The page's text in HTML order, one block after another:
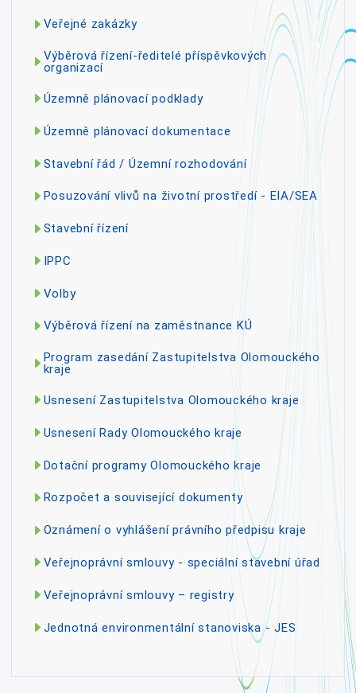
Veřejné zakázky
Výběrová řízení-ředitelé příspěvkových
organizací
Územně plánovací podklady
Územně plánovací dokumentace
Stavební řád / Územní rozhodování
Posuzování vlivů na životní prostředí - EIA/SEA
Stavební řízení
IPPC
Volby
Výběrová řízení na zaměstnance KÚ
Program zasedání Zastupitelstva Olomouckého
kraje
Usnesení Zastupitelstva Olomouckého kraje
Usnesení Rady Olomouckého kraje
Dotační programy Olomouckého kraje
Rozpočet a související dokumenty
Oznámení o vyhlášení právního předpisu kraje
Veřejnoprávní smlouvy - speciální stavební úřad
Veřejnoprávní smlouvy – registry
Jednotná environmentální stanoviska - JES